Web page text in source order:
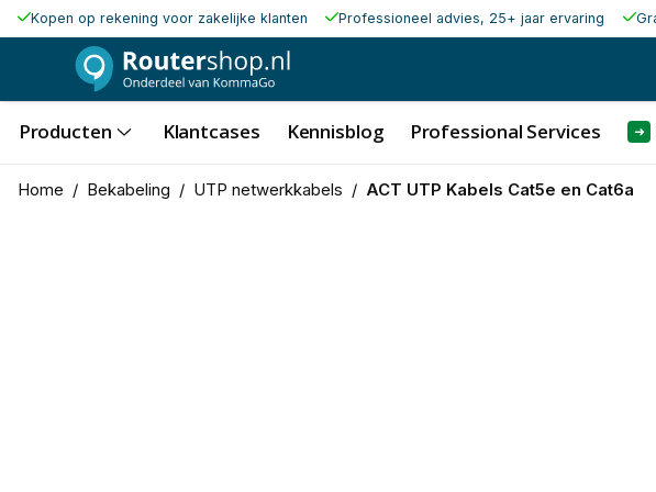
Kopen op rekening voor zakelijke klanten Professioneel advies, 25+ jaar ervaring
Producten Klantcases Kennisblog Professional Services ➜
Home / Bekabeling / UTP netwerkkabels / ACT UTP Kabels Cat5e en Cat6a